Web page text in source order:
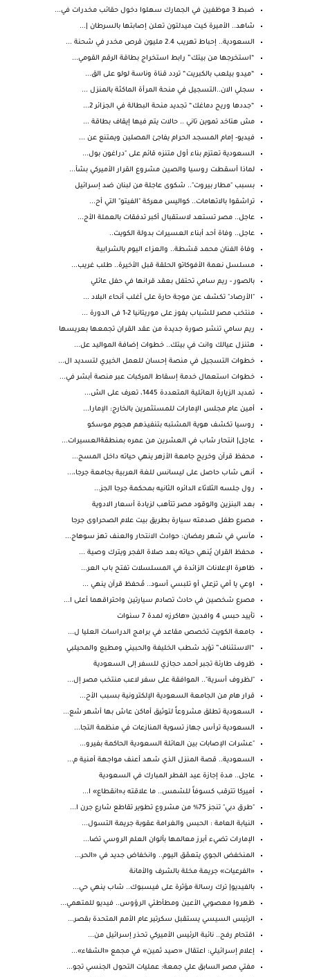
ضبط 3 موظفين في الجمارك سهلوا دخول حقائب مخدرات في...
شاهد.. الأميرة كيت ميدلتون تعلن إصابتها بالسرطان |...
السعودية.. إحباط تهريب 2.4 مليون قرص مخدر في شحنة ...
“استخرجها من بيتك” رابط استخراج بطاقة الرقم القومي...
“ميدو بيلعب بالكبريت“ تردد قناة وناسة لولو على الق...
سجلي الان..التسجيل في منحة المرأة الماكثة بالمنزل ...
“جددها وريح دماغك“ تجديد منحة البطالة في الجزائر 2...
مش هتاخد تموين تاني .. حالات يتم فيها إيقاف بطاقة ...
فيديو- إمام المسجد الحرام يفاجئ المصلين ويمتنع عن ...
السعودية تعتزم بناء أول متنزه قائم على "دراغون بول...
لماذا أسقطت روسيا والصين مشروع القرار الأميركي بشأ...
بسبب "مطار بيروت".. شكوى عاجلة من لبنان ضد إسرائيل
تراشقوا بالاتهامات.. كواليس معركة "الفيتو" التي أح...
عاجل.. مصر تستعد لاستقبال أكبر تدفقات بالعملة الأج...
عاجل.. وفاة أحد أبناء العسيرات بدولة الكويت..
وفاة الفنان محمد قشطة.. والعزاء اليوم بالشرابية
مسلسل نعمة الأفوكاتو الحلقة قبل الأخيرة.. طلب غريب...
بالصور - ريم سامي تحتفل بعقد قرانها في حفل عائلي
"الأرصاد" تكشف عن موجة حارة على أغلب أنحاء البلاد ...
منتخب مصر للشباب يفوز على موريتانيا 2-1 فى الدورة ...
ريم سامي تنشر صورة جديدة من عقد القران تجمعها بعريسها
هتنزل عيالك وانت في بيتك.. خطوات إضافة المواليد عل...
خطوات التسجيل في منصة إحسان للعمل الخيري لتسديد ال...
خطوات استعمال خدمة إسقاط المركبات عبر منصة أبشر في...
تمديد الزيارة العائلية المتعددة 1445، تعرف على الش...
أمين عام مجلس الإمارات للمستثمرين بالخارج: الإمارا...
روسيا تكشف هوية المشتبه بتنفيذهم هجوم موسكو
عاجل| انتحار شاب في العشرين من عمره بمنطقةالعسيرات...
محفظ قرآن وخريج جامعة الأزهر ينهي حياته داخل المسج...
أنهى شاب حاصل على ليسانس للغة العربية بجامعة جرجا،...
رول جلسه الثلاثاء الدائره الثانيه بمحكمة جرجا الجز...
بعد البنزين والوقود مصر تتأهب لزيادة أسعار الادوية
مصرع طفل صدمته سيارة بطريق بيت علام الصحراوى جرجا
مآسي في شهر رمضان: حوادث الانتحار والعنف تهز سوهاج...
محفظ القران يُنهي حياته بعد صلاة الفجر ويترك وصية ...
ظاهرة الإعلانات الزائدة في المسلسلات تفتح باب العر...
اوعي يا أمي تزعلي أو تلبسي أسود.. مُحفظ قرآن ينهي ...
مصرع شخصين في حادث تصادم سيارتين واحتراقهما أعلى ا...
تأييد حبس 4 وافدين «هاكرز» لمدة 7 سنوات
جامعة الكويت تخصص مقاعد في برامج الدراسات العليا ل...
“الاستئناف” تؤيد شطب الخليفة والحبيني ومطيع والمحيلبي
ظروف طارئة تجبر أحمد حجازي للسفر إلى السعودية
"لظروف أسرية".. الموافقة على سفر لاعب منتخب مصر إل...
قرار هام من الجامعة السعودية الإلكترونية بسبب الأح...
السعودية تطلق مشروعاً لتوثيق أماكن عاش بها أشهر شع...
​السعودية ترأس جهاز تسوية المنازعات في منظمة التجا...
"عشرات الإصابات بين العائلة السعودية الحاكمة بفيرو...
السعودية.. قصة المنزل الذي شهد أعنف مواجهة أمنية م...
عاجل.. مدة إجازة عيد الفطر المبارك في السعودية
أميركا تترقب كسوفاً للشمس.. ما علاقته بـ«انقطاع» ا...
"طرق دبي" تنجز 75% من مشروع تطوير تقاطع شارع جرن ا...
النيابة العامة : الحبس والغرامة عقوبة جريمة التسول...
الإمارات تضيء أبرز معالمها بألوان العلم الروسي تضا...
المنخفض الجوي يتعمّق اليوم.. وانخفاض جديد في «الحر...
«الفرعيات» جريمة مخلة بالشرف والأمانة
بالفيديو| ترك رسالة مؤثرة على فيسبوك.. شاب ينهي حي...
ظهروا معصوبي الأعين ومطأطئي الرؤوس.. فيديو للمتهمي...
الرئيس السيسي يستقبل سكرتير عام الأمم المتحدة بقصر...
اقتحام رفح.. نائبة الرئيس الأميركي تحذر إسرائيل من...
إعلام إسرائيلي: اعتقال «صيد ثمين» في مجمع «الشفاء»...
مفتي مصر السابق علي جمعة: عمليات التحول الجنسي تجو...